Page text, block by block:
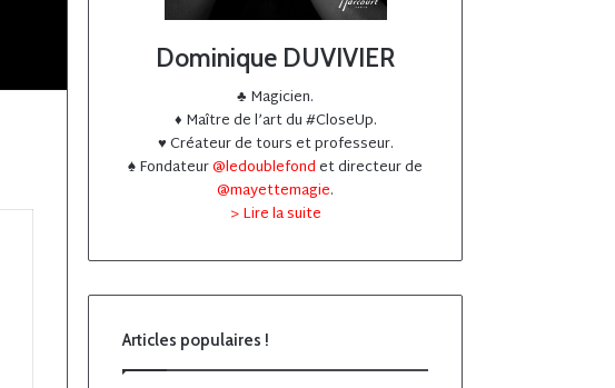
Dominique DUVIVIER
♣️ Magicien.
♦️ Maître de l’art du #CloseUp.
♥️ Créateur de tours et professeur.
♠️ Fondateur@ledoublefondet directeur de
@mayettemagie.
> Lire la suite
Articles populaires !